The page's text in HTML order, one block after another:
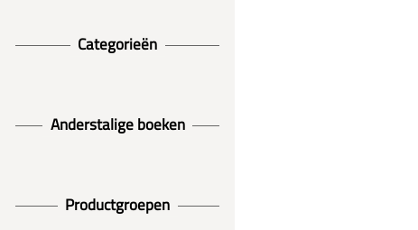
Categorieën
Anderstalige boeken
Productgroepen